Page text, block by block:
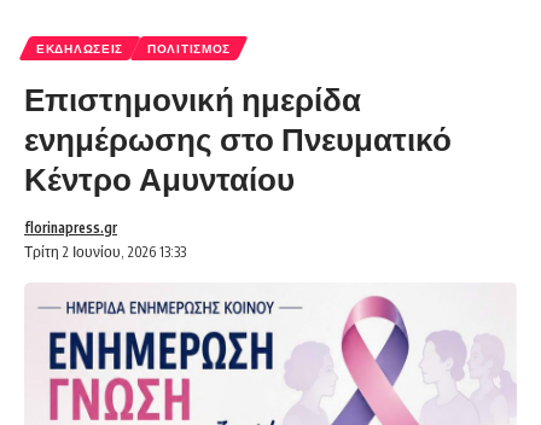
ΕΚΔΗΛΏΣΕΙΣ ΠΟΛΙΤΙΣΜΌΣ
Επιστημονική ημερίδα
ενημέρωσης στο Πνευματικό
Κέντρο Αμυνταίου
Τρίτη 2 Ιουνίου, 2026 13:33
florinapress.gr